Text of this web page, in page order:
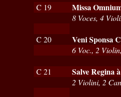
C 19 Missa
8 Voces, 4
C 20 Veni Sponsa
6 Voc., 2
C 21 Salve Regina
2 Violini, 2